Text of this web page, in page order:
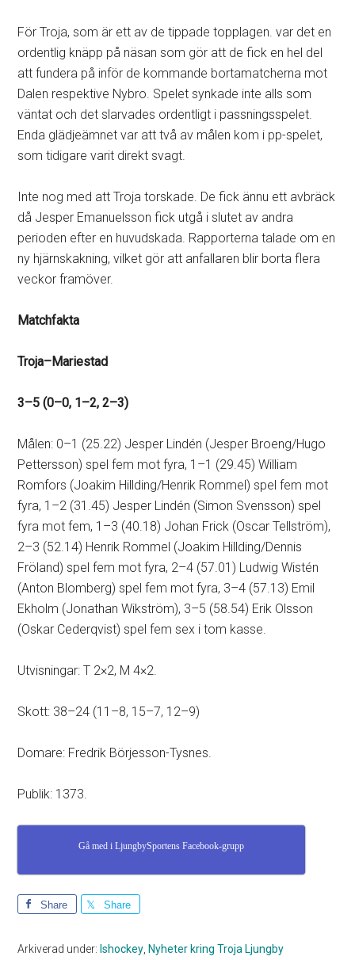
För Troja, som är ett av de tippade topplagen. var det en
ordentlig knäpp på näsan som gör att de fick en hel del
att fundera på inför de kommande bortamatcherna mot
Dalen respektive Nybro. Spelet synkade inte alls som
väntat och det slarvades ordentligt i passningsspelet.
Enda glädjeämnet var att två av målen kom i pp-spelet,
som tidigare varit direkt svagt.
Inte nog med att Troja torskade. De fick ännu ett avbräck
då Jesper Emanuelsson fick utgå i slutet av andra
perioden efter en huvudskada. Rapporterna talade om en
ny hjärnskakning, vilket gör att anfallaren blir borta flera
veckor framöver.
Matchfakta
Troja–Mariestad
3–5 (0–0, 1–2, 2–3)
Målen: 0–1 (25.22) Jesper Lindén (Jesper Broeng/Hugo
Pettersson) spel fem mot fyra, 1–1 (29.45) William
Romfors (Joakim Hillding/Henrik Rommel) spel fem mot
fyra, 1–2 (31.45) Jesper Lindén (Simon Svensson) spel
fyra mot fem, 1–3 (40.18) Johan Frick (Oscar Tellström),
2–3 (52.14) Henrik Rommel (Joakim Hillding/Dennis
Fröland) spel fem mot fyra, 2–4 (57.01) Ludwig Wistén
(Anton Blomberg) spel fem mot fyra, 3–4 (57.13) Emil
Ekholm (Jonathan Wikström), 3–5 (58.54) Erik Olsson
(Oskar Cederqvist) spel fem sex i tom kasse.
Utvisningar: T 2×2, M 4×2.
Skott: 38–24 (11–8, 15–7, 12–9)
Domare: Fredrik Börjesson-Tysnes.
Publik: 1373.
Gå med i LjungbySportens Facebook-grupp
Share Share
Arkiverad under: Ishockey Nyheter kring Troja Ljungby